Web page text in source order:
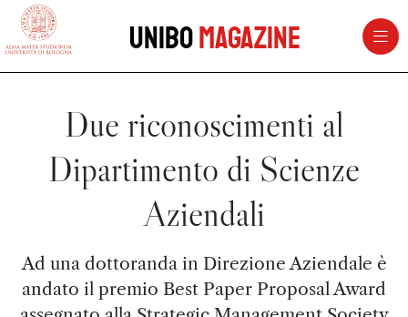
vai al contenuto della pagina
UniboMagazine
Due riconoscimenti al
Dipartimento di Scienze
Aziendali
Ad una dottoranda in Direzione Aziendale è
andato il premio Best Paper Proposal Award